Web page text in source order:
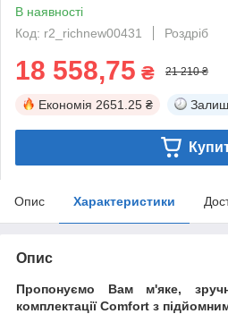
В наявності
Код: r2_richnew00431
Роздріб
18 558,75 ₴ 21 210 ₴
Економія 2651.25 ₴
Опис Характеристики
Опис
Пропонуємо Вам м'яке,
комплектації Comfort з